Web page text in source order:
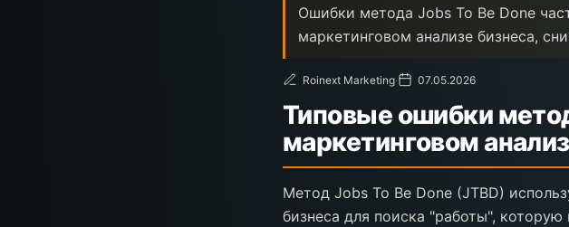
Ошибки метода Jobs To Be Done
маркетинговом анализе бизнеса,
Roinext Marketing· 07.05.2026
Типовые ошибки
маркетинговом
Метод Jobs To Be Done (JTBD)
бизнеса для поиска "работы",